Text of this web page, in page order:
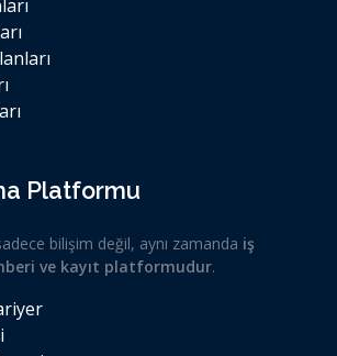
Platformu
bilişim değil, aynı zamanda iş
ve kayıt platformudur.